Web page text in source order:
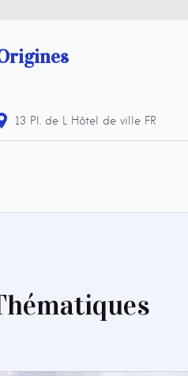
13 Pl. de L Hôtel de ville FR